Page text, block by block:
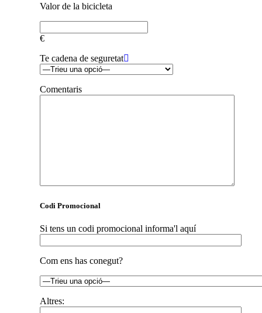
Valor de la bicicleta
€
Te cadena de seguretat
Comentaris
Codi Promocional
Si tens un codi promocional informa'l aquí
Com ens has conegut?
Altres: